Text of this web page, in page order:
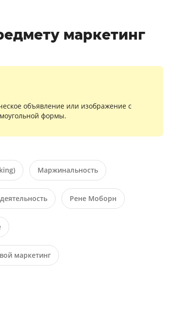
маркетинг
объявление или изображение с
формы.
Маржинальность
Рене Моборн
маркетинг